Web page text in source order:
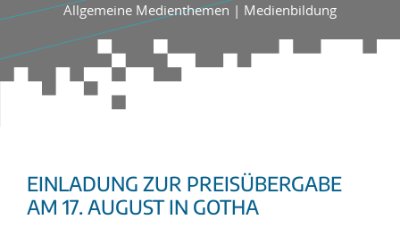
Allgemeine Medienthemen | Medienbildung
EINLADUNG ZUR PREISÜBERGABE
AM 17. AUGUST IN GOTHA